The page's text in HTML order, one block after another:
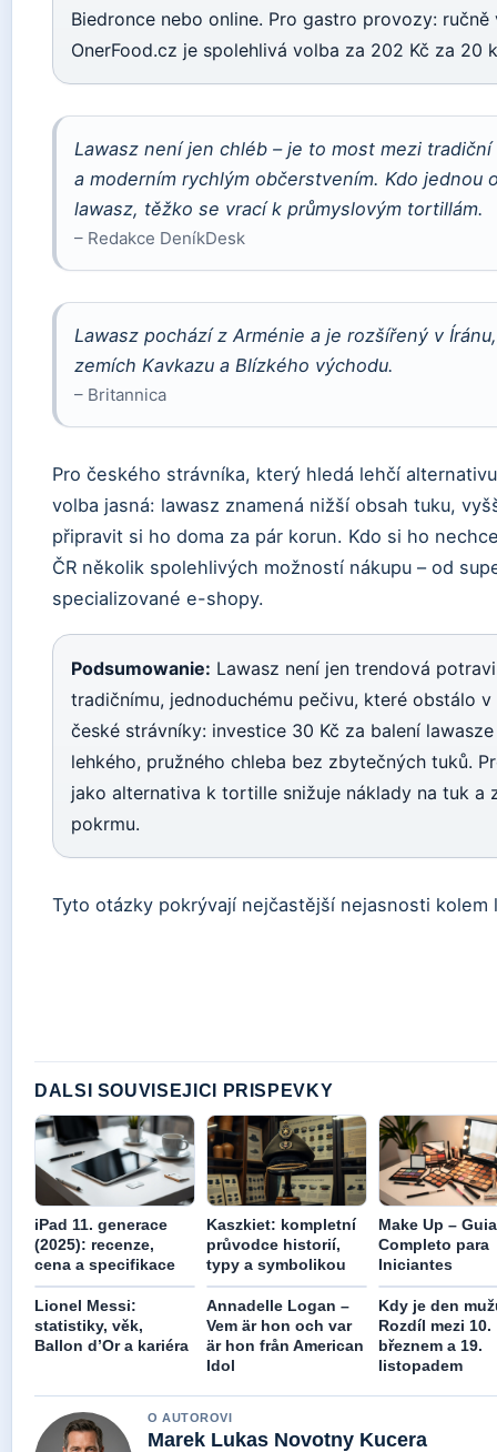
Biedronce nebo online. Pro gastro provozy:
OnerFood.cz je spolehlivá volba za 202 Kč za 20
Lawasz není jen chléb – je to most mezi
a moderním rychlým občerstvením. Kdo jednou
lawasz, těžko se vrací k průmyslovým tortillám.
– Redakce DeníkDesk
Lawasz pochází z Arménie a je rozšířený v
zemích Kavkazu a Blízkého východu.
– Britannica
Pro českého strávníka, který hledá lehčí
volba jasná: lawasz znamená nižší obsah tuku,
připravit si ho doma za pár korun. Kdo si ho
ČR několik spolehlivých možností nákupu – od
specializované e-shopy.
Podsumowanie: Lawasz není jen trendová
tradičnímu, jednoduchému pečivu, které obstálo
české strávníky: investice 30 Kč za balení
lehkého, pružného chleba bez zbytečných tuků.
jako alternativa k tortille snižuje náklady na tuk a
pokrmu.
Tyto otázky pokrývají nejčastější nejasnosti kolem
DALSI SOUVISEJICI PRISPEVKY
iPad 11. generace
(2025): recenze,
cena a specifikace
Kaszkiet: kompletní
průvodce historií,
typy a symbolikou
Make Up – Guia
Completo para
Iniciantes
Lionel Messi:
statistiky, věk,
Ballon d’Or a kariéra
Annadelle Logan –
Vem är hon och var
är hon från American
Idol
Kdy je den
Rozdíl mezi 10.
březnem a 19.
listopadem
O AUTOROVI
Marek Lukas Novotny Kucera